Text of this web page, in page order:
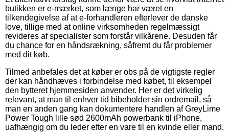
butikken er e-mærket, som længe har været en
tilkendegivelse af at e-forhandleren efterlever de danske
love, tillige med at online virksomheden regelmæssigt
revideres af specialister som forstår vilkårene. Desuden får
du chance for en håndsrækning, såfremt du får problemer
med dit køb.
Tilmed anbefales det at køber er obs på de vigtigste regler
der kan håndhæves i forbindelse med købet, til eksempel
den bytteret hjemmesiden anvender. Her er det virkelig
relevant, at man til enhver tid bibeholder sin ordremail, så
man en anden gang kan dokumentere handlen af GreyLime
Power Tough lille sød 2600mAh powerbank til iPhone,
uafhængig om du leder efter en vare til en kvinde eller mand.